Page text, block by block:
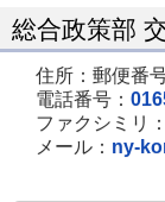
総合政策部
住所：郵便番
電話番号：
ファクシミリ
メール： ny-